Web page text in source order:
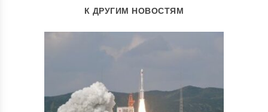
К ДРУГИМ НОВОСТЯМ